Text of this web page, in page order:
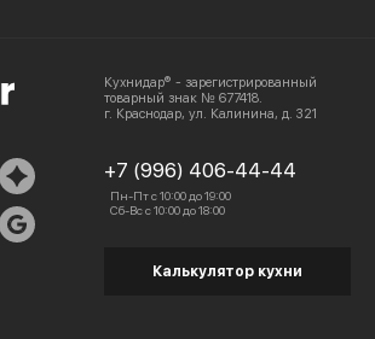
Кухнидар® - зарегистрированный
товарный знак № 677418.
г. Краснодар, ул. Калинина, д. 321
+7 (996) 406-44-44
Пн-Пт с 10:00 до 19:00
Сб-Вс с 10:00 до 18:00
Калькулятор кухни